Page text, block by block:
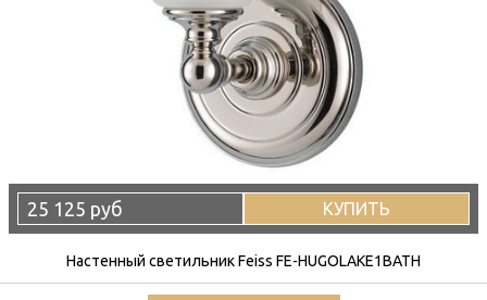
25 125 руб КУПИТЬ
Настенный светильник Feiss FE-HUGOLAKE1BATH